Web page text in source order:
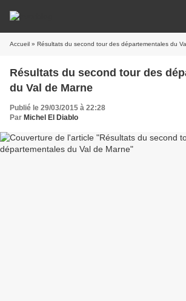
Accueil » Résultats du second tour des départementales du
Résultats du second tour des
du Val de Marne
Publié le 29/03/2015 à 22:28
Par Michel El Diablo